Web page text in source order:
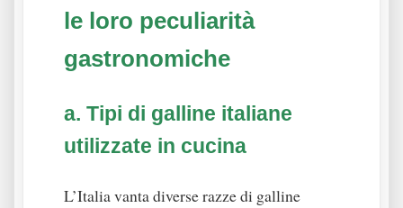
le loro peculiarità
gastronomiche
a. Tipi di galline italiane
utilizzate in cucina
L’Italia vanta diverse razze di galline